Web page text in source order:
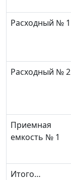
Расходный № 1
Расходный № 2
Приемная
емкость № 1
Итого…